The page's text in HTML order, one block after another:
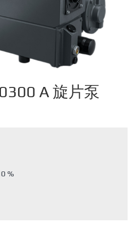
A 旋片泵
%